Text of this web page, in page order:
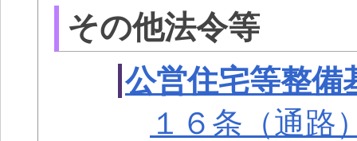
その他法令等
公営住宅等整備
１６条（通路